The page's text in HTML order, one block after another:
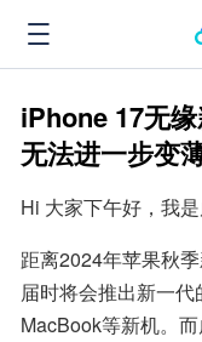
iPhone 17无
无法进一步变
Hi 大家下午好，我是
距离2024年苹果秋
届时将会推出新一
MacBook等新机。